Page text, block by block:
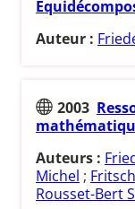
Auteur :
2003
Auteurs :
Michel ;
Rousset-Bert